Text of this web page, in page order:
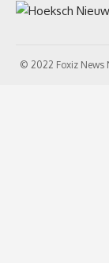
© 2022 Foxiz News